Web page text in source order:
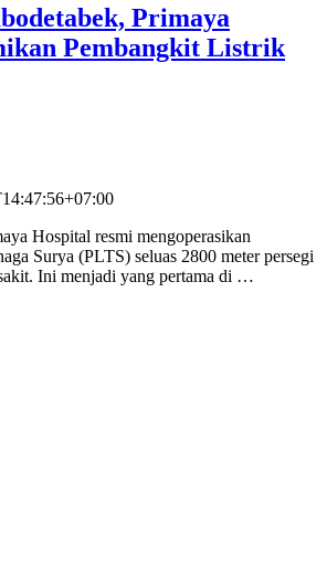
Primaya
Pembangkit Listrik
Hospital resmi mengoperasikan
Surya (PLTS) seluas 2800 meter persegi
Ini menjadi yang pertama di …